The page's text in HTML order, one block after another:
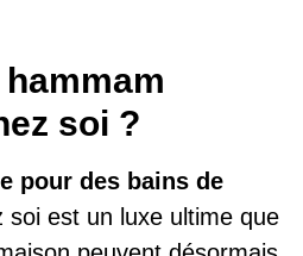
soi ?
pour des bains de
soi est un luxe ultime que